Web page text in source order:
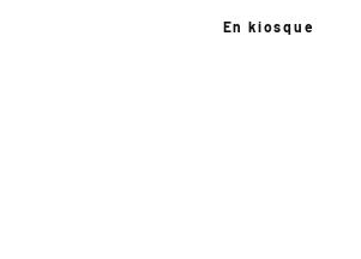
En kiosque